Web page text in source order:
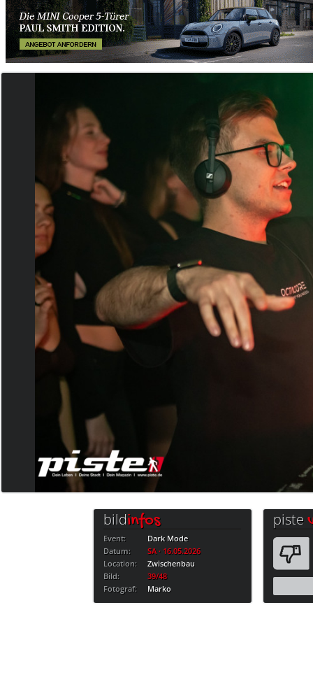
bildinfos
Event:
Dark Mode
Datum:
SA · 16.05.2026
Location:
Zwischenbau
Bild:
39/48
Fotograf:
Marko
piste